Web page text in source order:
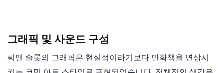
그래픽 및 사운드 구성
씨맨 슬롯의 그래픽은 현실적이라기보다 만화책을 연상시